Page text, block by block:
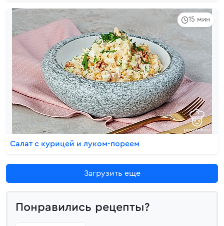
15 мин
Салат с курицей и луком-пореем
Загрузить еще
Понравились рецепты?